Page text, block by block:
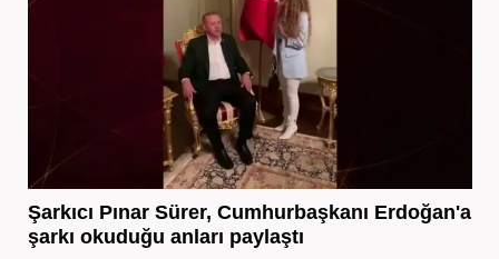
Şarkıcı Pınar Sürer, Cumhurbaşkanı Erdoğan'a
şarkı okuduğu anları paylaştı